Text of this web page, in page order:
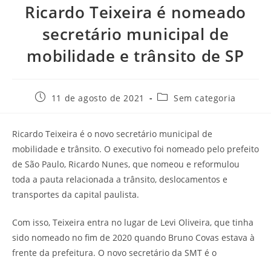
Ricardo Teixeira é nomeado
secretário municipal de
mobilidade e trânsito de SP
11 de agosto de 2021 Sem categoria
Ricardo Teixeira é o novo secretário municipal de
mobilidade e trânsito. O executivo foi nomeado pelo prefeito
de São Paulo, Ricardo Nunes, que nomeou e reformulou
toda a pauta relacionada a trânsito, deslocamentos e
transportes da capital paulista.
Com isso, Teixeira entra no lugar de Levi Oliveira, que tinha
sido nomeado no fim de 2020 quando Bruno Covas estava à
frente da prefeitura. O novo secretário da SMT é o